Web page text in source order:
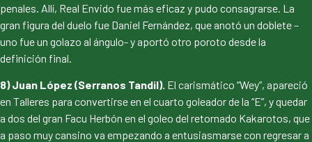
penales. Allí, Real Envido fue más eficaz y pudo consagrarse. La
gran figura del duelo fue Daniel Fernández, que anotó un doblete –
uno fue un golazo al ángulo- y aportó otro poroto desde la
definición final.
8) Juan López (Serranos Tandil). El carismático “Wey”, apareció
en Talleres para convertirse en el cuarto goleador de la “E”, y quedar
a dos del gran Facu Herbón en el goleo del retornado Kakarotos, que
a paso muy cansino va empezando a entusiasmarse con regresar a